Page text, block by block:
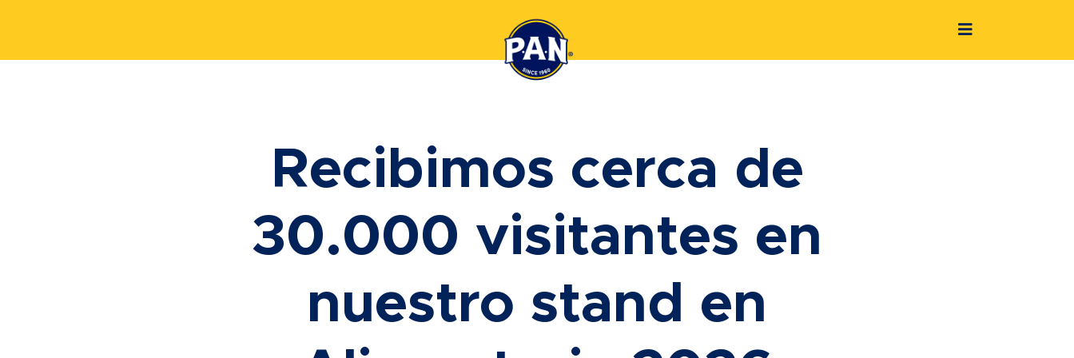
Recibimos cerca de
30.000 visitantes en
nuestro stand en